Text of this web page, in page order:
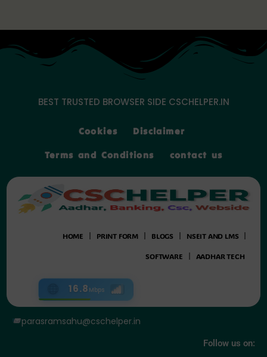
to
BEST TRUSTED BROWSER SIDE CSCHELPER.IN
Cookies Disclaimer
Terms and Conditions contact us
HOME PRINT FORM BLOGS NSEIT AND LMS
SOFTWARE AADHAR TECH
16.8 Mbps
parasramsahu@cschelper.in
Follow us on: